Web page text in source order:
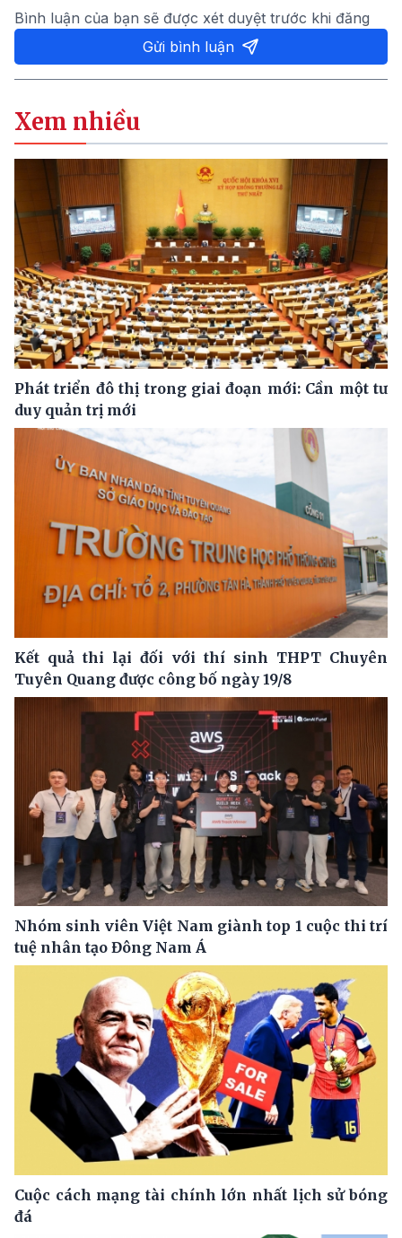
Bình luận của bạn sẽ được xét duyệt trước khi đăng
Gửi bình luận
Xem nhiều
Phát triển đô thị trong giai đoạn mới: Cần một tư
duy quản trị mới
Kết quả thi lại đối với thí sinh THPT Chuyên
Tuyên Quang được công bố ngày 19/8
Nhóm sinh viên Việt Nam giành top 1 cuộc thi trí
tuệ nhân tạo Đông Nam Á
Cuộc cách mạng tài chính lớn nhất lịch sử bóng
đá